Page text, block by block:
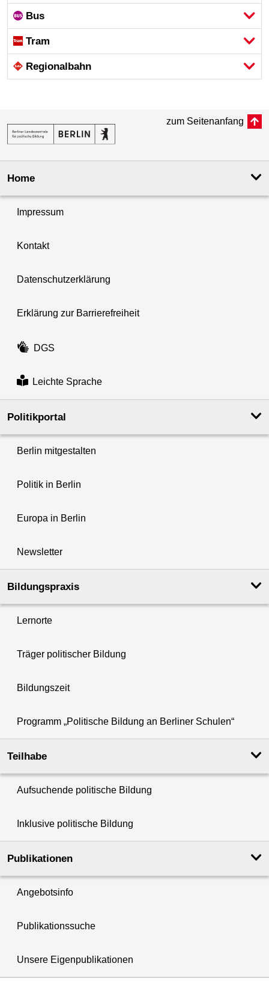
Bus
Tram
Regional­bahn
zum Seitenanfang
Home
Impressum
Kontakt
Datenschutzerklärung
Erklärung zur Barrierefreiheit
DGS
Leichte Sprache
Politikportal
Berlin mitgestalten
Politik in Berlin
Europa in Berlin
Newsletter
Bildungspraxis
Lernorte
Träger politischer Bildung
Bildungszeit
Programm „Politische Bildung an Berliner Schulen“
Teilhabe
Aufsuchende politische Bildung
Inklusive politische Bildung
Publikationen
Angebotsinfo
Publikationssuche
Unsere Eigenpublikationen